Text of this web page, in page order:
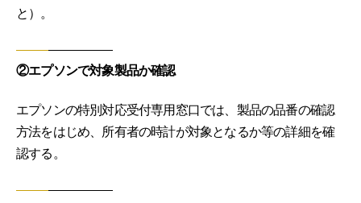
と）。
②エプソンで対象製品か確認
エプソンの特別対応受付専用窓口では、製品の品番の確認
方法をはじめ、所有者の時計が対象となるか等の詳細を確
認する。